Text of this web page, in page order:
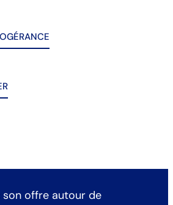
offre autour de